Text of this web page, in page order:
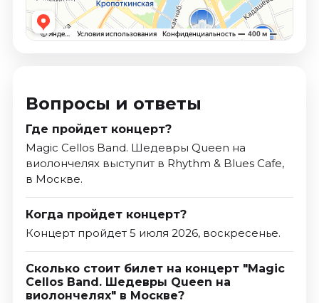
Вопросы и ответы
Где пройдет концерт?
Magic Cellos Band. Шедевры Queen на
виолончелях выступит в Rhythm & Blues Cafe,
в Москве.
Когда пройдет концерт?
Концерт пройдет 5 июля 2026, воскресенье.
Сколько стоит билет на концерт "Magic
Cellos Band. Шедевры Queen на
виолончелях" в Москве?